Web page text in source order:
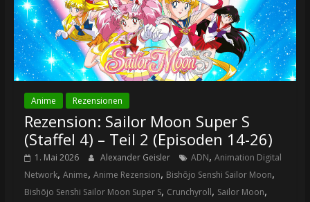
Anime Rezensionen
Rezension: Sailor Moon Super S
(Staffel 4) – Teil 2 (Episoden 14-26)
1. Mai 2026 Alexander Geisler ADN, Animation Digital
Network, Anime, Anime Rezension, Bishōjo Senshi Sailor Moon,
Bishōjo Senshi Sailor Moon Super S, Crunchyroll, Sailor Moon,